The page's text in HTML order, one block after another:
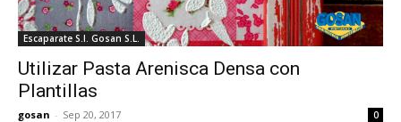
Escaparate S.I. Gosan S.L.
Utilizar Pasta Arenisca Densa con
Plantillas
gosan - Sep 20, 2017 0